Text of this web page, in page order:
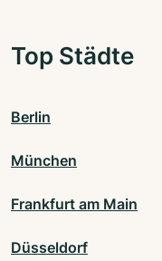
Top Städte
Berlin
München
Frankfurt am Main
Düsseldorf